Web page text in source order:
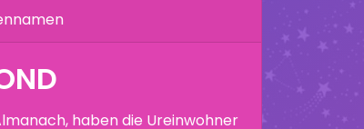
haben die Ureinwohner